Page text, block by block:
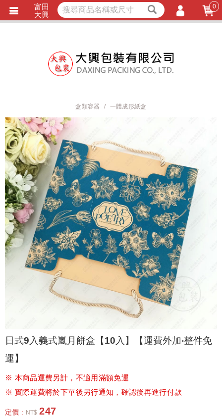
立即詢價 LINE詢問
盒類容器 一體成形紙盒
日式9入義式嵐月餅盒【10入】【運費外加‧整件免
運】
※ 本商品運費另計，不適用滿額免運
※ 實際運費將於下單後另行通知，確認後再進行付款
定價 : NT$ 247
富田
大興
0
會員註冊
忘記密碼
獨家商品 耐熱內襯